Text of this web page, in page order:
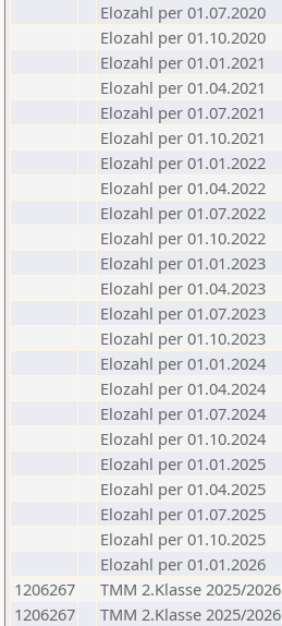
Elozahl per 01.07.2020
Elozahl per 01.10.2020
Elozahl per 01.01.2021
Elozahl per 01.04.2021
Elozahl per 01.07.2021
Elozahl per 01.10.2021
Elozahl per 01.01.2022
Elozahl per 01.04.2022
Elozahl per 01.07.2022
Elozahl per 01.10.2022
Elozahl per 01.01.2023
Elozahl per 01.04.2023
Elozahl per 01.07.2023
Elozahl per 01.10.2023
Elozahl per 01.01.2024
Elozahl per 01.04.2024
Elozahl per 01.07.2024
Elozahl per 01.10.2024
Elozahl per 01.01.2025
Elozahl per 01.04.2025
Elozahl per 01.07.2025
Elozahl per 01.10.2025
Elozahl per 01.01.2026
1206267
TMM 2.Klasse 2025/2026
1206267
TMM 2.Klasse 2025/2026